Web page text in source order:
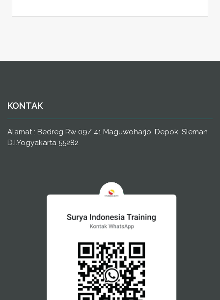
KONTAK
Alamat : Bedreg Rw 09/ 41 Maguwoharjo, Depok, Sleman
D.I.Yogyakarta 55282